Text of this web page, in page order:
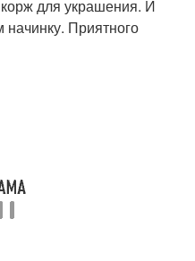
для украшения. И
Приятного